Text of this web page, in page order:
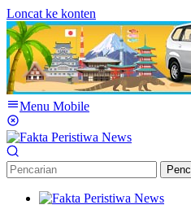
Loncat ke konten
Menu Mobile